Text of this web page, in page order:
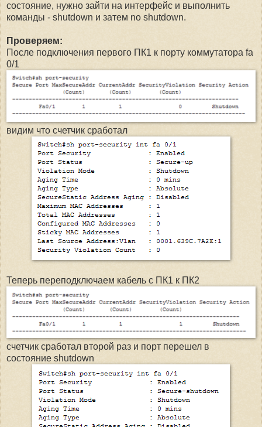
состояние, нужно зайти на интерфейс и выполнить
команды - shutdown и затем no shutdown.
Проверяем:
После подключения первого ПК1 к порту коммутатора fa
0/1
видим что счетчик сработал
Теперь переподключаем кабель с ПК1 к ПК2
счетчик сработал второй раз и порт перешел в
состояние shutdown